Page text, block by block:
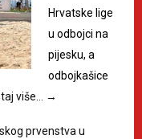
Hrvatske lige
u odbojci na
pijesku, a
odbojkašice
više… →
prvenstva u